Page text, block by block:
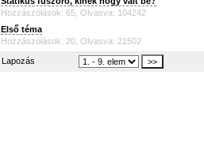
Hozzászólások: 65, Olvasva: 104242
Első téma
Hozzászólások: 20, Olvasva: 21502
Lapozás